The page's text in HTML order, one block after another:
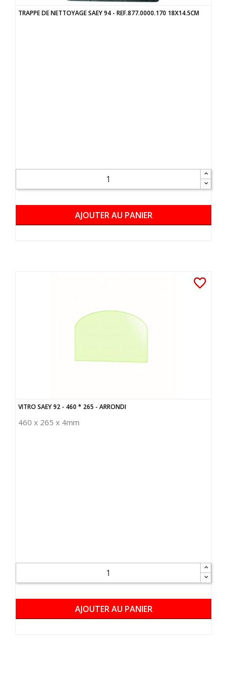
TRAPPE DE NETTOYAGE SAEY 94 - REF.877.0000.170 18X14.5CM
AJOUTER AU PANIER
VITRO SAEY 92 - 460 * 265 - ARRONDI
460 x 265 x 4mm
favorite_border
AJOUTER AU PANIER